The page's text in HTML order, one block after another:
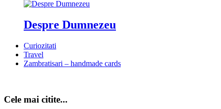
Despre Dumnezeu
Curiozitati
Travel
Zambratisari – handmade cards
Cele mai citite...